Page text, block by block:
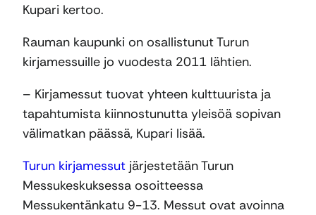
Kupari kertoo.
Rauman kaupunki on osallistunut Turun
kirjamessuille jo vuodesta 2011 lähtien.
– Kirjamessut tuovat yhteen kulttuurista ja
tapahtumista kiinnostunutta yleisöä sopivan
välimatkan päässä, Kupari lisää.
Turun kirjamessut järjestetään Turun
Messukeskuksessa osoitteessa
Messukentänkatu 9-13. Messut ovat avoinna